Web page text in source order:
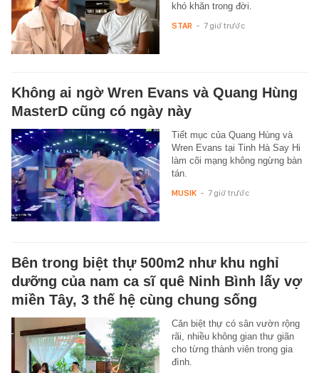
khó khăn trong đời.
STAR - 7 giờ trước
Không ai ngờ Wren Evans và Quang Hùng
MasterD cũng có ngày này
Tiết mục của Quang Hùng và
Wren Evans tại Tinh Hà Say Hi
làm cõi mạng không ngừng bàn
tán.
MUSIK - 7 giờ trước
Bên trong biệt thự 500m2 như khu nghỉ
dưỡng của nam ca sĩ quê Ninh Bình lấy vợ
miền Tây, 3 thế hệ cùng chung sống
Căn biệt thự có sân vườn rộng
rãi, nhiều không gian thư giãn
cho từng thành viên trong gia
đình.